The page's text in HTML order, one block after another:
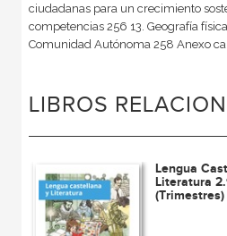
ciudadanas para un crecimiento
competencias 256 13. Geografía
Comunidad Autónoma 258 Anexo
LIBROS
Lengua
Literatura
(Trimestres)